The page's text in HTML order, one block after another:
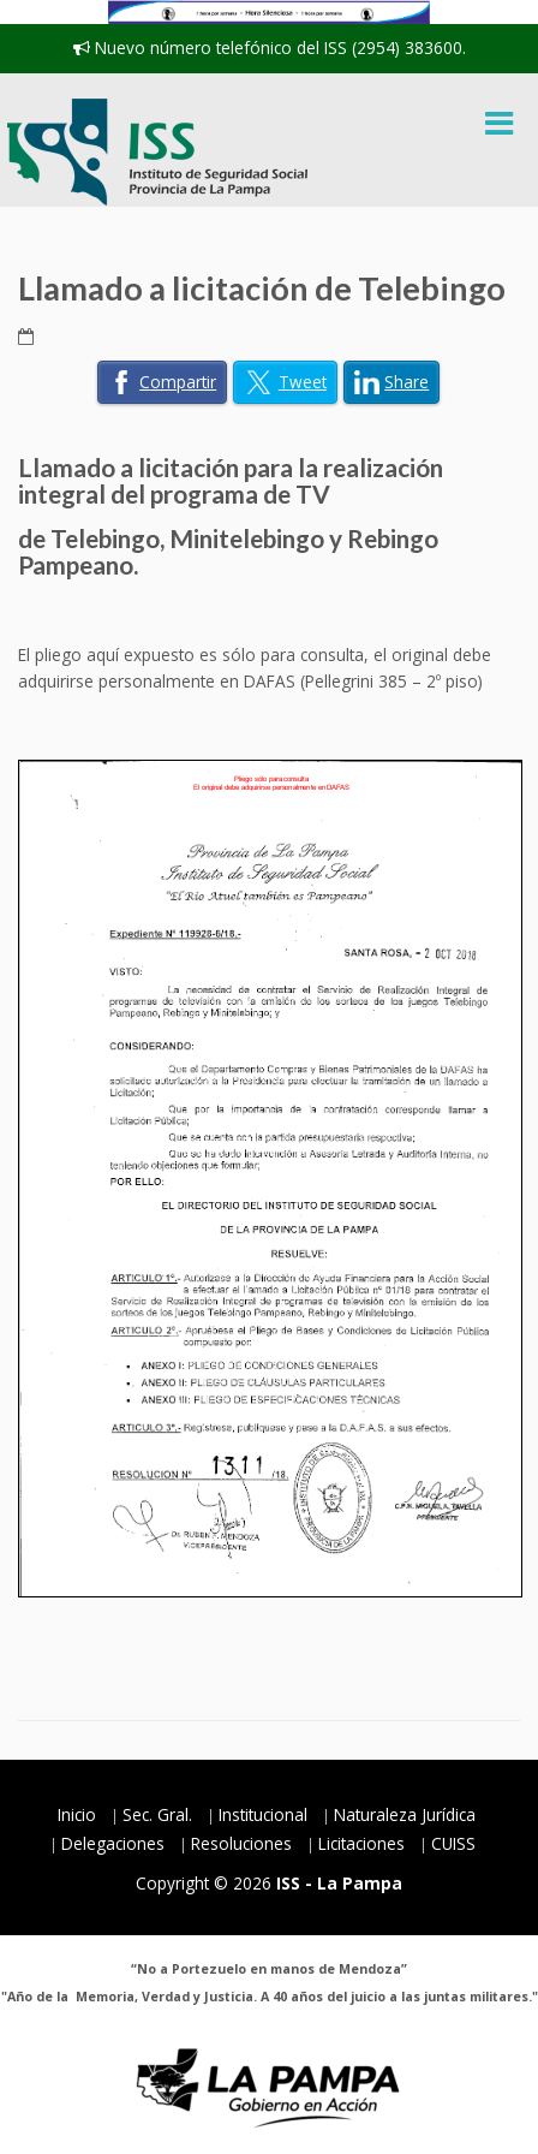
Nuevo número telefónico del ISS (2954) 383600.
Llamado a licitación de Telebingo
Compartir Tweet Share
Llamado a licitación para la realización
integral del programa de TV
de Telebingo, Minitelebingo y Rebingo
Pampeano.
El pliego aquí expuesto es sólo para consulta, el original debe
adquirirse personalmente en DAFAS (Pellegrini 385 – 2º piso)
Inicio Sec. Gral. Institucional
Naturaleza Jurídica
Delegaciones
Resoluciones Licitaciones
CUISS
Copyright © 2026 ISS - La Pampa
“No a Portezuelo en manos de Mendoza”
"Año de la Memoria, Verdad y Justicia. A 40 años del juicio a las juntas militares."